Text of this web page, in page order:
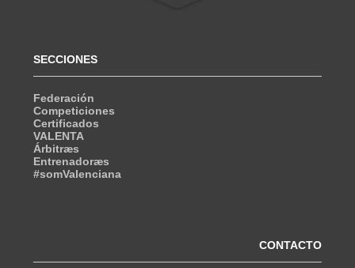
SECCIONES
Federación
Competiciones
Certificados
VALENTA
Árbitræs
Entrenadoræs
#somValenciana
CONTACTO